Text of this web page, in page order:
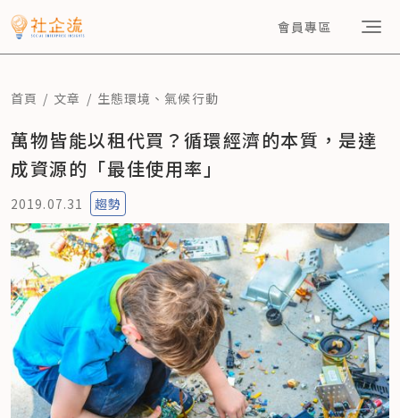
會員專區
首頁 文章 生態環境 、 氣候行動
萬物皆能以租代買？循環經濟的本質，是達
成資源的「最佳使用率」
2019.07.31 趨勢